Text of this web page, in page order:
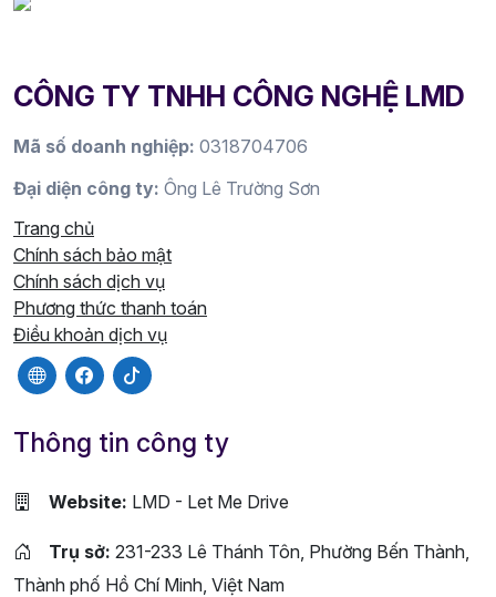
CÔNG TY TNHH CÔNG NGHỆ LMD
Mã số doanh nghiệp: 0318704706
Đại diện công ty: Ông Lê Trường Sơn
Trang chủ
Chính sách bảo mật
Chính sách dịch vụ
Phương thức thanh toán
Điều khoản dịch vụ
Thông tin công ty
Website: LMD - Let Me Drive
Trụ sở: 231-233 Lê Thánh Tôn, Phường Bến Thành,
Thành phố Hồ Chí Minh, Việt Nam